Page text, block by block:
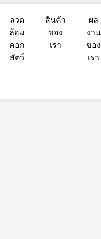
ลวด
ล้อม
คอก
สัตว์
สินค้า
ของ
เรา
ผล
งาน
ของ
เรา